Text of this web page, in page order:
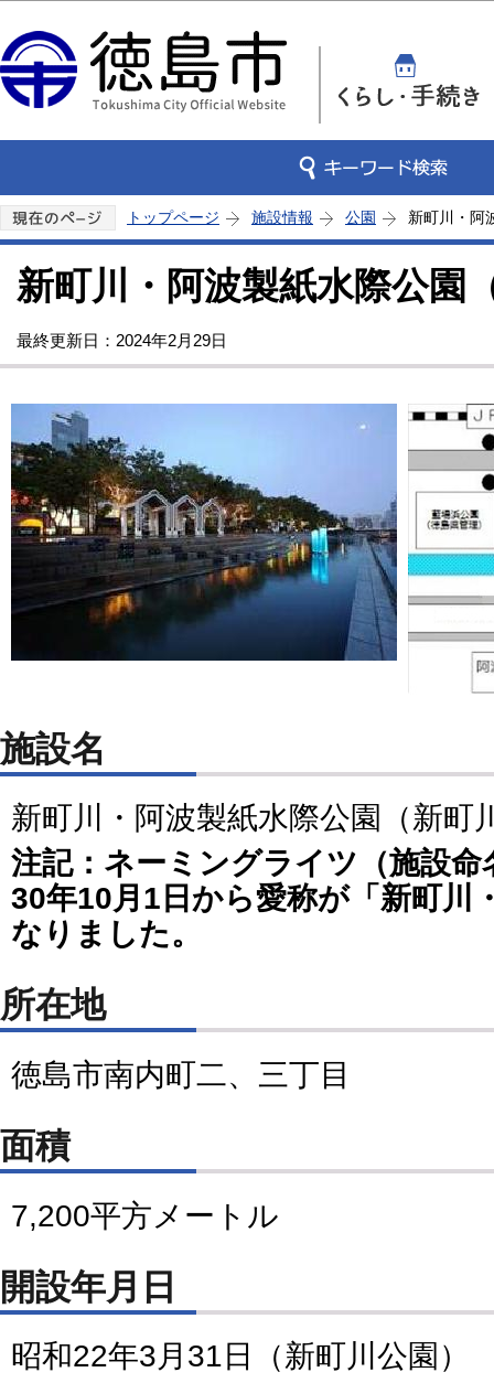
トップページ 施設情報 公園 新町川・阿
新町川・阿波製紙水際公園
最終更新日：2024年2月29日
施設名
新町川・阿波製紙水際公園（新町
注記：ネーミングライツ（施設命
30年10月1日から愛称が「新町川
なりました。
所在地
徳島市南内町二、三丁目
面積
7,200平方メートル
開設年月日
昭和22年3月31日（新町川公園）